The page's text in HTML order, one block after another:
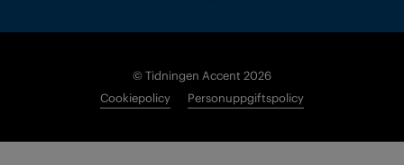
© Tidningen Accent 2026
Cookiepolicy
Personuppgiftspolicy